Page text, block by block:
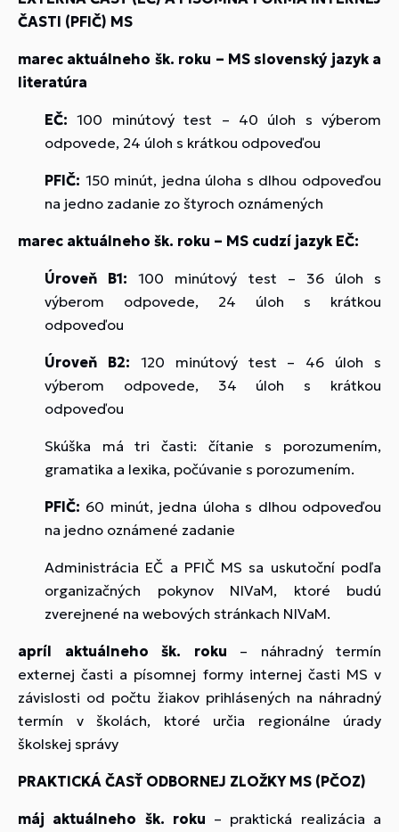
ČASTI (PFIČ) MS
marec aktuálneho šk. roku – MS slovenský jazyk a
literatúra
EČ: 100 minútový test – 40 úloh s výberom
odpovede, 24 úloh s krátkou odpoveďou
PFIČ: 150 minút, jedna úloha s dlhou odpoveďou
na jedno zadanie zo štyroch oznámených
marec aktuálneho šk. roku – MS cudzí jazyk EČ:
Úroveň B1: 100 minútový test – 36 úloh s
výberom odpovede, 24 úloh s krátkou
odpoveďou
Úroveň B2: 120 minútový test – 46 úloh s
výberom odpovede, 34 úloh s krátkou
odpoveďou
Skúška má tri časti: čítanie s porozumením,
gramatika a lexika, počúvanie s porozumením.
PFIČ: 60 minút, jedna úloha s dlhou odpoveďou
na jedno oznámené zadanie
Administrácia EČ a PFIČ MS sa uskutoční podľa
organizačných pokynov NIVaM, ktoré budú
zverejnené na webových stránkach NIVaM.
apríl aktuálneho šk. roku – náhradný termín
externej časti a písomnej formy internej časti MS v
závislosti od počtu žiakov prihlásených na náhradný
termín v školách, ktoré určia regionálne úrady
školskej správy
PRAKTICKÁ ČASŤ ODBORNEJ ZLOŽKY MS (PČOZ)
máj aktuálneho šk. roku – praktická realizácia a